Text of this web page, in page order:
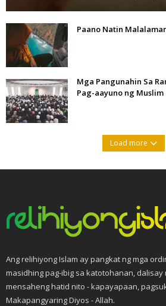
Paano Natin
Mga Pangunahin Sa
Pag-aayuno ng Muslim
Load more
Ang relihiyong Islam ay pangkat ng mga
masidhing pag-ibig sa katotohanan, dalisay
mensaheng hatid nito - kapayapaan,
Makapangyaring Diyos - Allah.